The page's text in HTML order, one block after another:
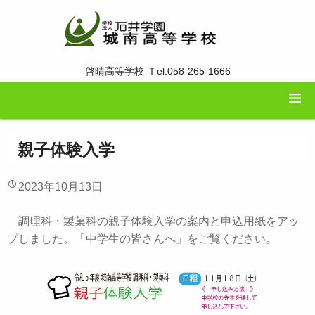
啓晴高等学校 Ｔel:058-265-1666
親子体験入学
2023年10月13日
調理科・製菓科の親子体験入学の案内と申込用紙をアッ
プしました。「中学生の皆さんへ」をご覧ください。